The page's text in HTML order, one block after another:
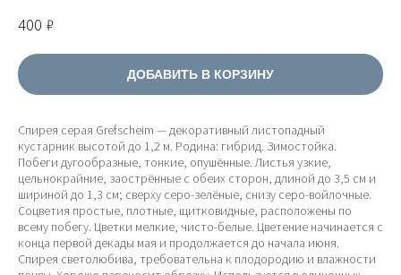
400 ₽
ДОБАВИТЬ В КОРЗИНУ
Спирея серая Grefscheim — декоративный листопадный
кустарник высотой до 1,2 м. Родина: гибрид. Зимостойка.
Побеги дугообразные, тонкие, опушённые. Листья узкие,
цельнокрайние, заострённые с обеих сторон, длиной до 3,5 см и
шириной до 1,3 см; сверху серо-зелёные, снизу серо-войлочные.
Соцветия простые, плотные, щитковидные, расположены по
всему побегу. Цветки мелкие, чисто-белые. Цветение начинается с
конца первой декады мая и продолжается до начала июня.
Спирея светолюбива, требовательна к плодородию и влажности